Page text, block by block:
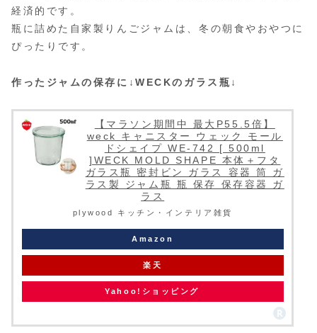
経済的です。
瓶に詰めた自家製りんごジャムは、冬の朝食やおやつに
ぴったりです。
作ったジャムの保存に↓WECKのガラス瓶↓
【マラソン期間中 最大P55.5倍】
weck キャニスター ウェック モール
ドシェイプ WE-742 [ 500ml
]WECK MOLD SHAPE 本体＋フタ
ガラス瓶 密封ビン ガラス 容器 筒 ガ
ラス製 ジャム瓶 瓶 保存 保存容器 ガ
ラス
plywood キッチン・インテリア雑貨
Amazon
楽天
Yahoo!ショッピング